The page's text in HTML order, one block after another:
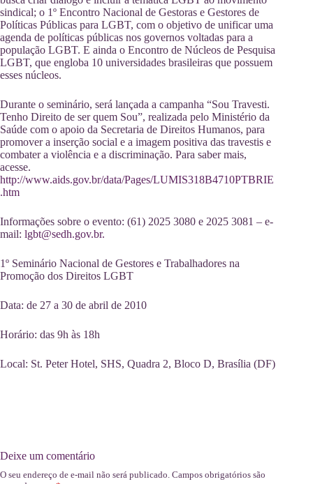
sindical; o 1º Encontro Nacional de Gestoras e Gestores de
Políticas Públicas para LGBT, com o objetivo de unificar uma
agenda de políticas públicas nos governos voltadas para a
população LGBT. E ainda o Encontro de Núcleos de Pesquisa
LGBT, que engloba 10 universidades brasileiras que possuem
esses núcleos.
Durante o seminário, será lançada a campanha “Sou Travesti.
Tenho Direito de ser quem Sou”, realizada pelo Ministério da
Saúde com o apoio da Secretaria de Direitos Humanos, para
promover a inserção social e a imagem positiva das travestis e
combater a violência e a discriminação. Para saber mais,
acesse.
http://www.aids.gov.br/data/Pages/LUMIS318B4710PTBRIE
.htm
Informações sobre o evento: (61) 2025 3080 e 2025 3081 – e-
mail: lgbt@sedh.gov.br.
1º Seminário Nacional de Gestores e Trabalhadores na
Promoção dos Direitos LGBT
Data: de 27 a 30 de abril de 2010
Horário: das 9h às 18h
Local: St. Peter Hotel, SHS, Quadra 2, Bloco D, Brasília (DF)
Deixe um comentário
O seu endereço de e-mail não será publicado. Campos obrigatórios são